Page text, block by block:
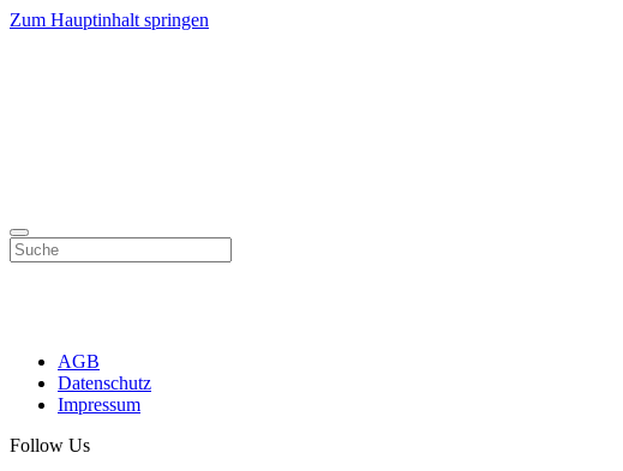
Zum Hauptinhalt springen
AGB
Datenschutz
Impressum
Follow Us